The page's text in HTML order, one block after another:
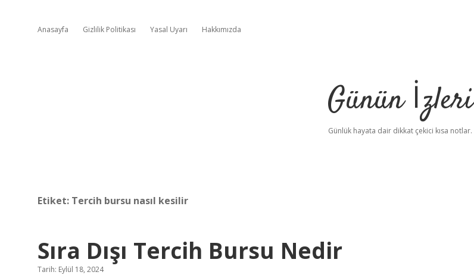
Anasayfa Gizlilik Politikası Yasal Uyarı Hakkımızda
Günün İzleri
Günlük hayata dair dikkat çekici kısa notlar.
Etiket: Tercih bursu nasıl kesilir
Sıra Dışı Tercih Bursu Nedir
Tarih: Eylül 18, 2024